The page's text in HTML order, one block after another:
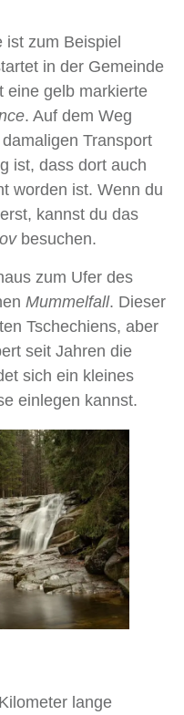
zum Beispiel
in der Gemeinde
eine gelb markierte
. Auf dem Weg
Transport
ist, dass dort auch
worden ist. Wenn du
kannst du das
besuchen.
zum Ufer des
Mummelfall. Dieser
Tschechiens, aber
seit Jahren die
sich ein kleines
einlegen kannst.
lange